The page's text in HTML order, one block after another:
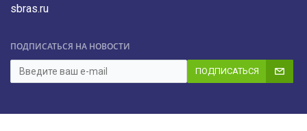
sbras.ru
ПОДПИСАТЬСЯ НА НОВОСТИ
ПОДПИСАТЬСЯ